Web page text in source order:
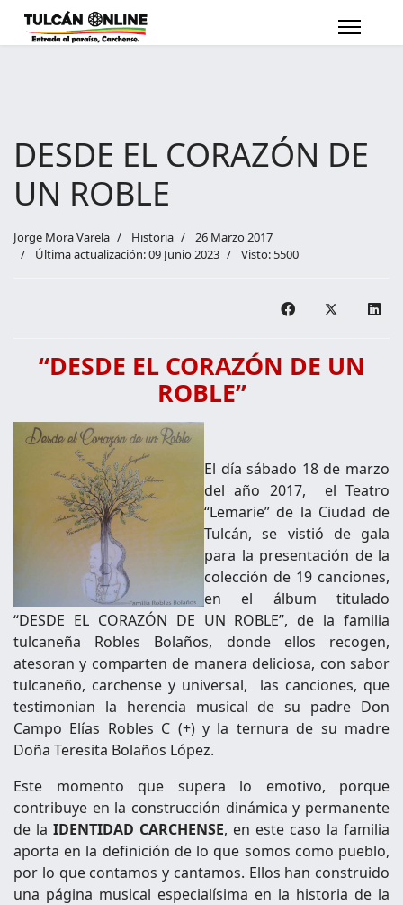
DESDE EL CORAZÓN DE
UN ROBLE
Jorge Mora Varela Historia
26 Marzo 2017
Última actualización: 09 Junio 2023
Visto: 5500
“DESDE EL CORAZÓN DE UN
ROBLE”
El día sábado 18 de marzo
del año 2017, el Teatro
“Lemarie” de la Ciudad de
Tulcán, se vistió de gala
para la presentación de la
colección de 19 canciones,
en el álbum titulado
“DESDE EL CORAZÓN DE UN ROBLE”, de la familia
tulcaneña Robles Bolaños, donde ellos recogen,
atesoran y comparten de manera deliciosa, con sabor
tulcaneño, carchense y universal, las canciones, que
testimonian la herencia musical de su padre Don
Campo Elías Robles C (+) y la ternura de su madre
Doña Teresita Bolaños López.
Este momento que supera lo emotivo, porque
contribuye en la construcción dinámica y permanente
de la IDENTIDAD CARCHENSE, en este caso la familia
aporta en la definición de lo que somos como pueblo,
por lo que contamos y cantamos. Ellos han construido
una página musical especialísima en la historia de la